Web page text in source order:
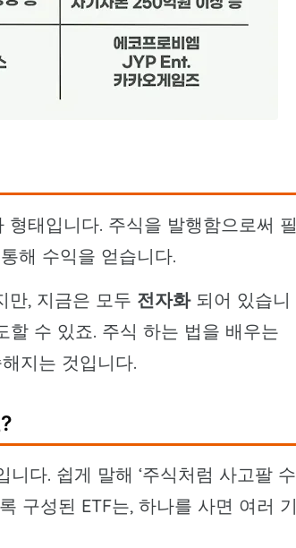
태입니다. 주식을 발행함으로써 필
해 수익을 얻습니다.
만, 지금은 모두 전자화되어 있습니
수 있죠. 주식 하는 법을 배우는
지는 것입니다.
니다. 쉽게 말해 ‘주식처럼 사고팔 수
구성된 ETF는, 하나를 사면 여러 기